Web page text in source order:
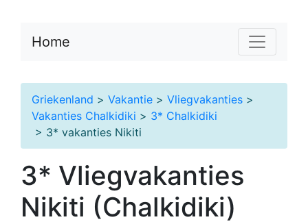
Home
Griekenland > Vakantie > Vliegvakanties >
Vakanties Chalkidiki > 3* Chalkidiki
> 3* vakanties Nikiti
3* Vliegvakanties
Nikiti (Chalkidiki)